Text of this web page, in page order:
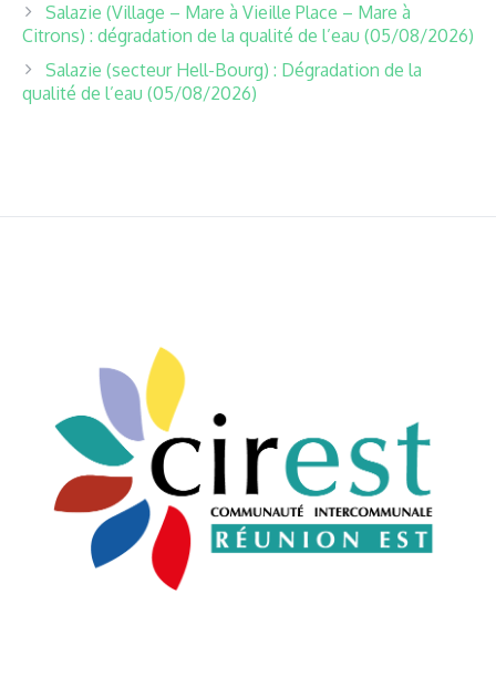
Salazie (Village – Mare à Vieille Place – Mare à
Citrons) : dégradation de la qualité de l’eau (05/08/2026)
Salazie (secteur Hell-Bourg) : Dégradation de la
qualité de l’eau (05/08/2026)